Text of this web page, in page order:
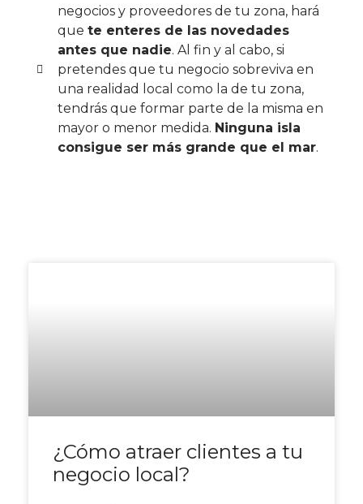
negocios y proveedores de tu zona, hará
que te enteres de las novedades
antes que nadie. Al fin y al cabo, si
pretendes que tu negocio sobreviva en
una realidad local como la de tu zona,
tendrás que formar parte de la misma en
mayor o menor medida. Ninguna isla
consigue ser más grande que el mar.
¿Cómo atraer clientes a tu
negocio local?